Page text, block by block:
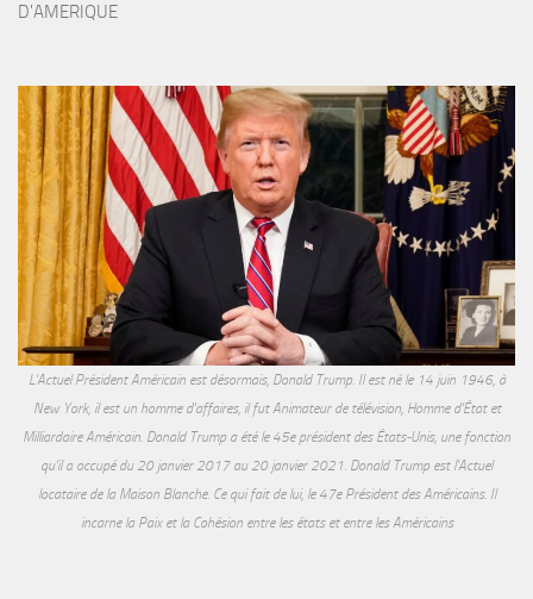
D'AMERIQUE
L'Actuel Président Américain est désormais, Donald Trump. Il est né le 14 juin 1946, à
New York, il est un homme d'affaires, il fut Animateur de télévision, Homme d'État et
Milliardaire Américain. Donald Trump a été le 45e président des États-Unis, une fonction
qu'il a occupé du 20 janvier 2017 au 20 janvier 2021. Donald Trump est l'Actuel
locataire de la Maison Blanche. Ce qui fait de lui, le 47e Président des Américains. Il
incarne la Paix et la Cohésion entre les états et entre les Américains